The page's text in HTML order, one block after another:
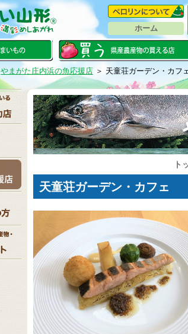
ホーム
やまがた庄内浜の魚応援店 ＞ 天童荘ガーデン・カフ
ト
天童荘ガーデン・カフェ